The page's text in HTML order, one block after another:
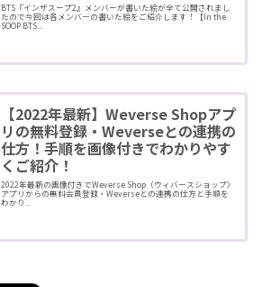
BTS『インザスープ2』メンバーが書いた絵が全て公開されまし
たので今回は各メンバーの書いた絵をご紹介します！【In the
SOOP BTS...
【2022年最新】Weverse Shopアプ
リの無料登録・Weverseとの連携の
仕方！手順を画像付きでわかりやす
くご紹介！
2022年最新の画像付きでWeverse Shop（ウィバースショップ）
アプリからの無料会員登録・Weverseとの連携の仕方と手順を
わかり...